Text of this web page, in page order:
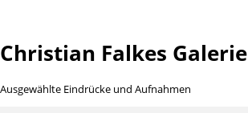
Christian Falkes Galerie
Ausgewählte Eindrücke und Aufnahmen